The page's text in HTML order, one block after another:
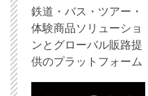
鉄道・バス・ツアー・
体験商品ソリューショ
ンとグローバル販路提
供のプラットフォーム